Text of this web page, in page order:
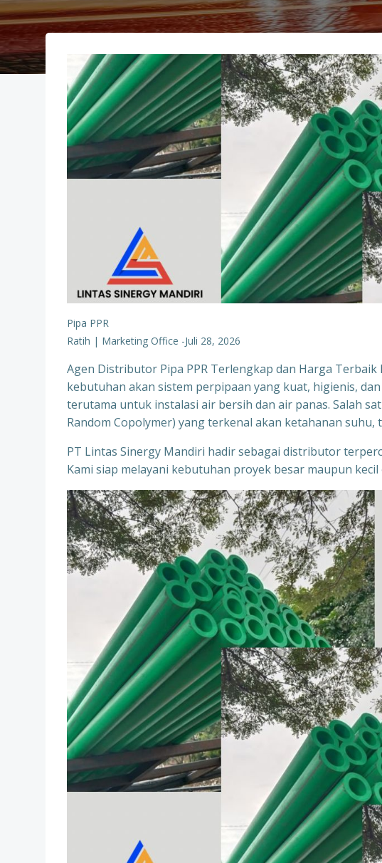
Pipa PPR
Ratih | Marketing Office -Juli 28, 2026
Agen Distributor Pipa PPR Terlengkap dan Harga
kebutuhan akan sistem perpipaan yang kuat, higienis,
terutama untuk instalasi air bersih dan air panas. Salah
Random Copolymer) yang terkenal akan ketahanan
PT Lintas Sinergy Mandiri hadir sebagai distributor
Kami siap melayani kebutuhan proyek besar maupun